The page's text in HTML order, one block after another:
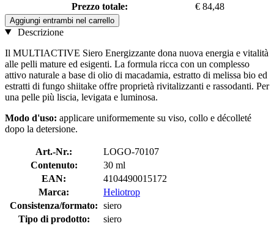
Prezzo totale:
€ 84,48
Aggiungi entrambi nel carrello
Descrizione
Il MULTIACTIVE Siero Energizzante dona nuova energia e vitalità
alle pelli mature ed esigenti. La formula ricca con un complesso
attivo naturale a base di olio di macadamia, estratto di melissa bio ed
estratti di fungo shiitake offre proprietà rivitalizzanti e rassodanti. Per
una pelle più liscia, levigata e luminosa.
Modo d'uso: applicare uniformemente su viso, collo e décolleté
dopo la detersione.
Art.-Nr.:
LOGO-70107
Contenuto:
30 ml
EAN:
4104490015172
Marca:
Heliotrop
Consistenza/formato: siero
Tipo di prodotto:
siero